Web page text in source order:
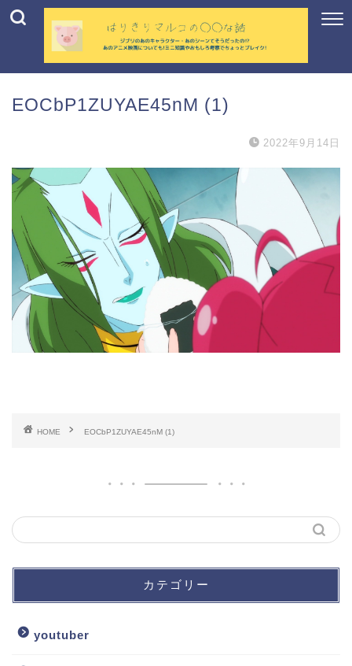
EOCbP1ZUYAE45nM (1)
2022年9月14日
HOME EOCbP1ZUYAE45nM (1)
カテゴリー
youtuber